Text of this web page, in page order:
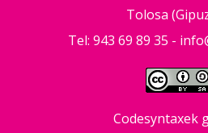
Tolosa
Tel: 943 69 89 35 -
Codesyntaxek